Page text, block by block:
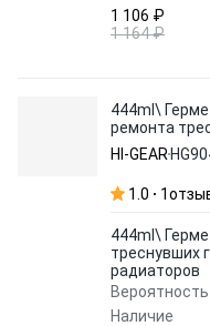
1 106 ₽
1 164 ₽
444ml\
ремонта
цилиндров,
HI-GEAR
1.0 1
444ml\
треснувших
радиаторов
Вероятность
Наличие